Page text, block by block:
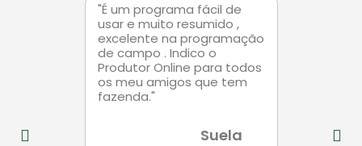
"É um programa fácil de
usar e muito resumido ,
excelente na programação
de campo . Indico o
Produtor Online para todos
os meu amigos que tem
fazenda."
Suela